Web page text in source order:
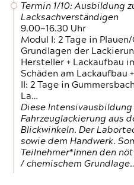
Termin 1/10: Ausbildung
Lacksachverständigen
9.00—16.30 Uhr
Modul I: 2 Tage in
Grundlagen der
Hersteller + Lackaufbau
Schäden am Lackaufbau
II: 2 Tage in
La…
Diese
Fahrzeuglackierung aus
Blickwinkeln. Der
sowie dem Handwerk.
Teilnehmer*Innen den
/ chemischem